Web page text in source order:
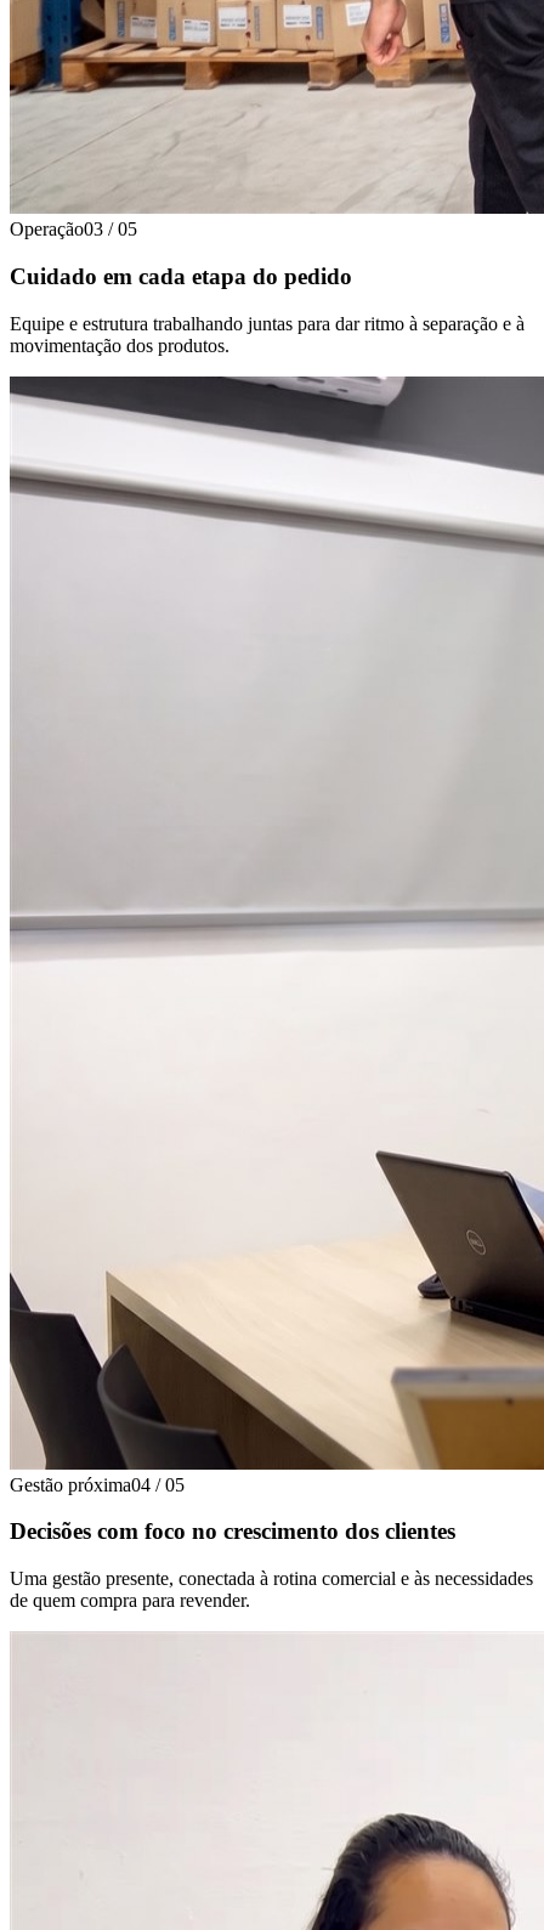
Operação03 / 05
Cuidado em cada etapa do pedido
Equipe e estrutura trabalhando juntas para dar ritmo à separação e à
movimentação dos produtos.
Gestão próxima04 / 05
Decisões com foco no crescimento dos clientes
Uma gestão presente, conectada à rotina comercial e às necessidades
de quem compra para revender.